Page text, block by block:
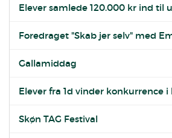
Elever samlede 120.000 kr ind til
Foredraget "Skab jer selv" med
Gallamiddag
Elever fra 1d vinder konkurrence
Skøn TAG Festival